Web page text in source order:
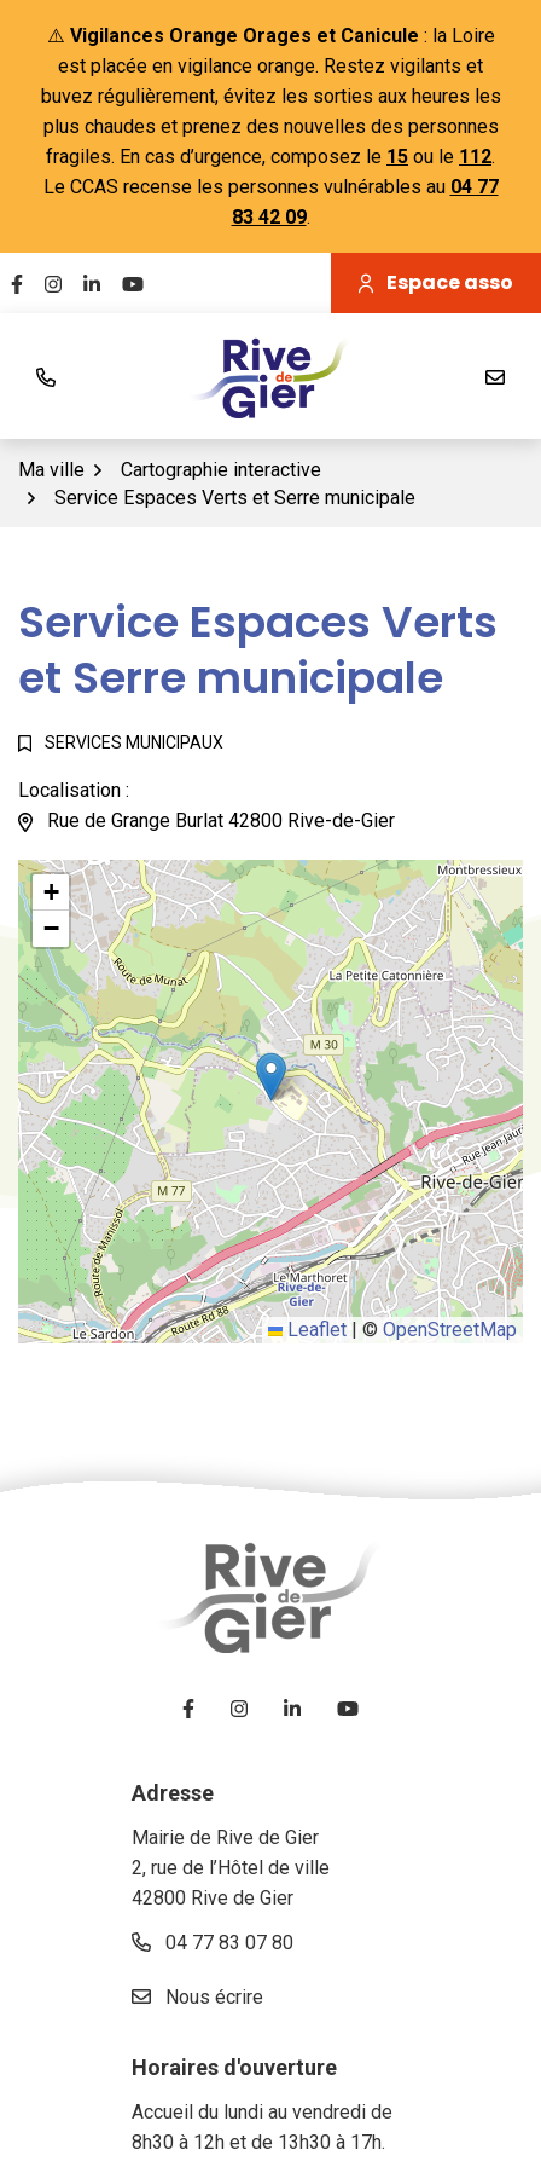
contenu
⚠️ Vigilances Orange Orages et Canicule : la Loire
est placée en vigilance orange. Restez vigilants et
buvez régulièrement, évitez les sorties aux heures les
plus chaudes et prenez des nouvelles des personnes
fragiles. En cas d’urgence, composez le 15 ou le 112.
Le CCAS recense les personnes vulnérables au 04 77
83 42 09.
Lien vers le compte Facebook
Lien vers le compte Instagram
Lien vers le compte Linkedin
Lien vers la chaîne Youtube Espace asso
Ma ville
Cartographie interactive
Service Espaces Verts et Serre municipale
Service Espaces Verts
et Serre municipale
SERVICES MUNICIPAUX
Localisation :
Rue de Grange Burlat 42800 Rive-de-Gier
+
−
Leaflet | © OpenStreetMap
Lien vers le compte Facebook
Lien vers le compte Instagram
Lien vers le compte
Lien vers la chaîne
Adresse
Mairie de Rive de Gier
2, rue de l’Hôtel de ville
42800 Rive de Gier
04 77 83 07 80
Nous écrire
Horaires d'ouverture
Accueil du lundi au vendredi de
8h30 à 12h et de 13h30 à 17h.